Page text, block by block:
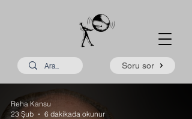
Soru sor
Reha Kansu
23 Şub
6 dakikada okunur